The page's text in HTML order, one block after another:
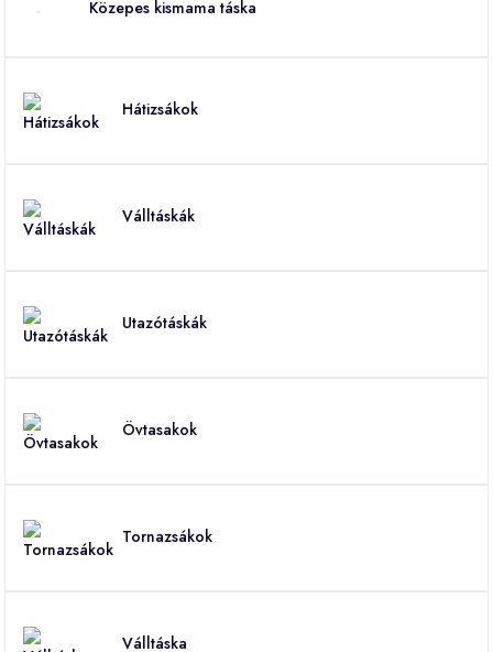
Közepes kismama táska
Hátizsákok
Válltáskák
Utazótáskák
Övtasakok
Tornazsákok
Válltáska